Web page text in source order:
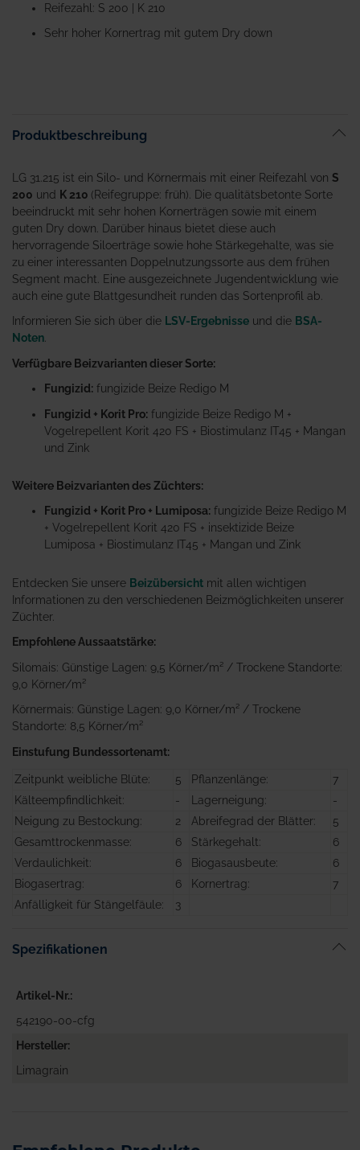
Bildgalerie
springen
Reifezahl: S 200 | K 210
Sehr hoher Kornertrag mit gutem Dry down
Produktbeschreibung
LG 31.215 ist ein Silo- und Körnermais mit einer Reifezahl von S
200 und K 210 (Reifegruppe: früh). Die qualitätsbetonte Sorte
beeindruckt mit sehr hohen Kornerträgen sowie mit einem
guten Dry down. Darüber hinaus bietet diese auch
hervorragende Siloerträge sowie hohe Stärkegehalte, was sie
zu einer interessanten Doppelnutzungssorte aus dem frühen
Segment macht. Eine ausgezeichnete Jugendentwicklung wie
auch eine gute Blattgesundheit runden das Sortenprofil ab.
Informieren Sie sich über die LSV-Ergebnisse und die BSA-
Noten
Verfügbare Beizvarianten dieser Sorte:
Fungizid: fungizide Beize Redigo M
Fungizid + Korit Pro: fungizide Beize Redigo M +
Vogelrepellent Korit 420 FS + Biostimulanz IT45 + Mangan
und Zink
Weitere Beizvarianten des Züchters:
Fungizid + Korit Pro + Lumiposa: fungizide Beize Redigo M
+ Vogelrepellent Korit 420 FS + insektizide Beize
Lumiposa + Biostimulanz IT45 + Mangan und Zink
Entdecken Sie unsere Beizübersicht mit allen wichtigen
Informationen zu den verschiedenen Beizmöglichkeiten unserer
Züchter.
Empfohlene Aussaatstärke:
Silomais: Günstige Lagen: 9,5 Körner/m² / Trockene Standorte:
9,0 Körner/m²
Körnermais: Günstige Lagen: 9,0 Körner/m² / Trockene
Standorte: 8,5 Körner/m²
Einstufung Bundessortenamt:
Zeitpunkt weibliche Blüte: 5 Pflanzenlänge:
7
Kälteempfindlichkeit:
- Lagerneigung:
-
Neigung zu Bestockung:
2 Abreifegrad der Blätter:
5
Gesamttrockenmasse:
6 Stärkegehalt:
6
Verdaulichkeit:
6 Biogasausbeute:
6
Biogasertrag:
6 Kornertrag:
7
Anfälligkeit für Stängelfäule:
3
Spezifikationen
Artikel-Nr.
542190-00-cfg
Hersteller
Limagrain